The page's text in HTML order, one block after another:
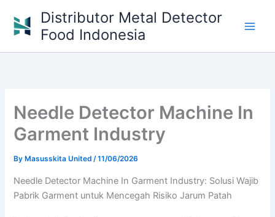
content
Distributor Metal Detector
Food Indonesia
Needle Detector Machine In
Garment Industry
By Masusskita United/11/06/2026
Needle Detector Machine In Garment Industry: Solusi Wajib
Pabrik Garment untuk Mencegah Risiko Jarum Patah